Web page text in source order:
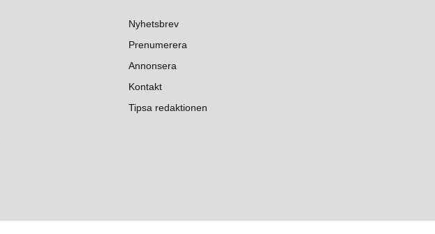
Nyhetsbrev
Prenumerera
Annonsera
Kontakt
Tipsa redaktionen